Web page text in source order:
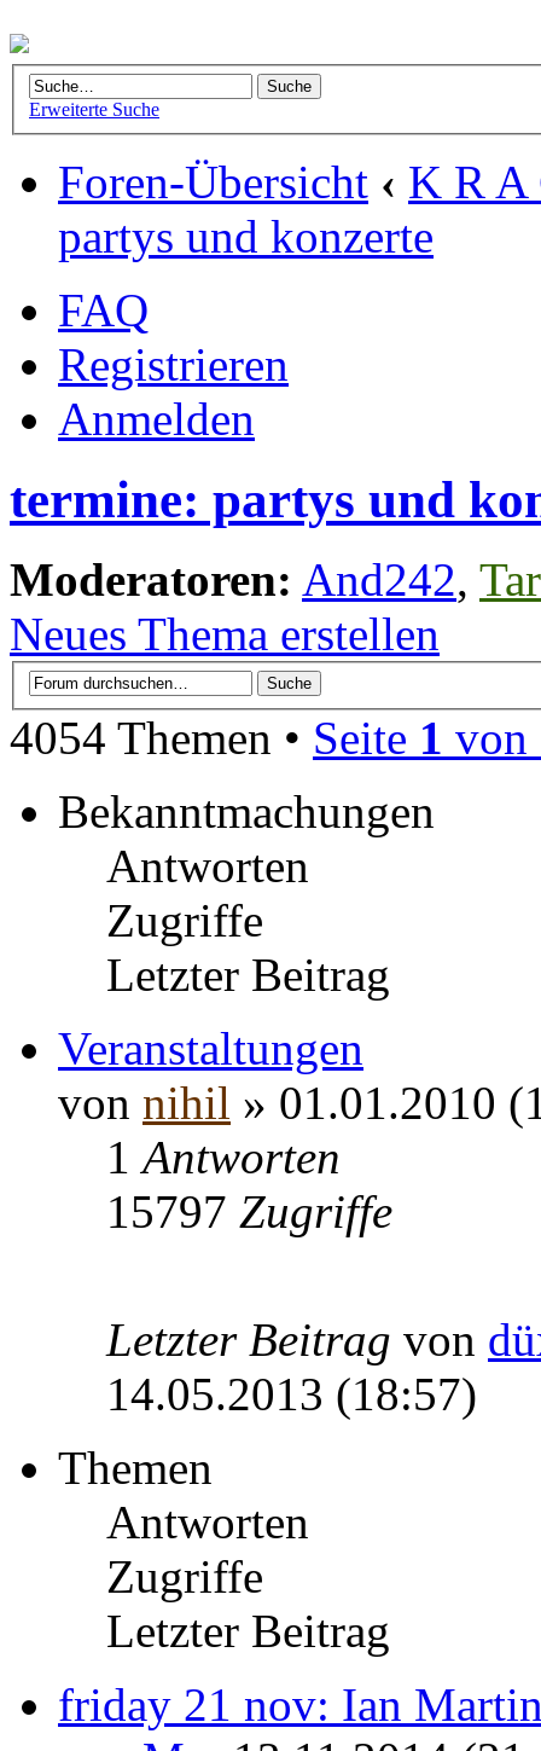
Erweiterte Suche
Foren-Übersicht ‹ K R A
partys und konzerte
FAQ
Registrieren
Anmelden
termine: partys und
Moderatoren: And242,
Neues Thema erstellen
4054 Themen • Seite 1 von
Bekanntmachungen
Antworten
Zugriffe
Letzter Beitrag
Veranstaltungen
von nihil » 01.01.2010
1Antworten
15797 Zugriffe
Letzter Beitrag von
14.05.2013 (18:57)
Themen
Antworten
Zugriffe
Letzter Beitrag
friday 21 nov: Ian